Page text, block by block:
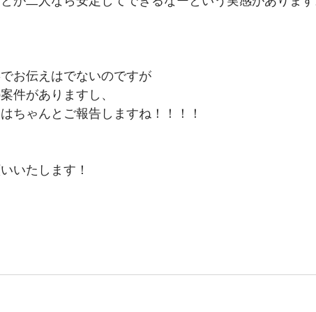
お伝えはでないのですが
件がありますし、
ちゃんとご報告しますね！！！！
いたします！